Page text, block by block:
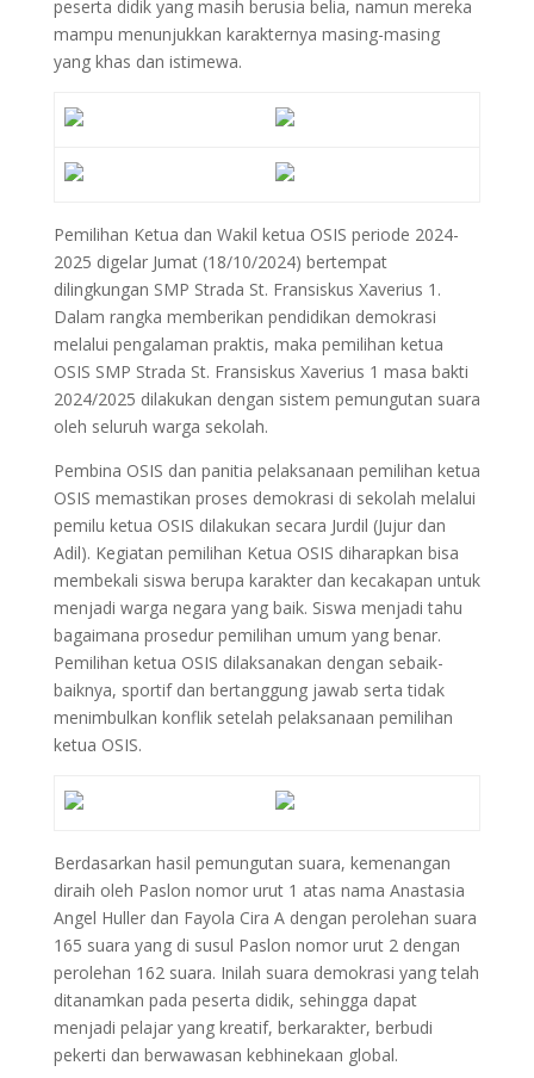
peserta didik yang masih berusia belia, namun mereka
mampu menunjukkan karakternya masing-masing
yang khas dan istimewa.
Pemilihan Ketua dan Wakil ketua OSIS periode 2024-
2025 digelar Jumat (18/10/2024) bertempat
dilingkungan SMP Strada St. Fransiskus Xaverius 1.
Dalam rangka memberikan pendidikan demokrasi
melalui pengalaman praktis, maka pemilihan ketua
OSIS SMP Strada St. Fransiskus Xaverius 1 masa bakti
2024/2025 dilakukan dengan sistem pemungutan suara
oleh seluruh warga sekolah.
Pembina OSIS dan panitia pelaksanaan pemilihan ketua
OSIS memastikan proses demokrasi di sekolah melalui
pemilu ketua OSIS dilakukan secara Jurdil (Jujur dan
Adil). Kegiatan pemilihan Ketua OSIS diharapkan bisa
membekali siswa berupa karakter dan kecakapan untuk
menjadi warga negara yang baik. Siswa menjadi tahu
bagaimana prosedur pemilihan umum yang benar.
Pemilihan ketua OSIS dilaksanakan dengan sebaik-
baiknya, sportif dan bertanggung jawab serta tidak
menimbulkan konflik setelah pelaksanaan pemilihan
ketua OSIS.
Berdasarkan hasil pemungutan suara, kemenangan
diraih oleh Paslon nomor urut 1 atas nama Anastasia
Angel Huller dan Fayola Cira A dengan perolehan suara
165 suara yang di susul Paslon nomor urut 2 dengan
perolehan 162 suara. Inilah suara demokrasi yang telah
ditanamkan pada peserta didik, sehingga dapat
menjadi pelajar yang kreatif, berkarakter, berbudi
pekerti dan berwawasan kebhinekaan global.